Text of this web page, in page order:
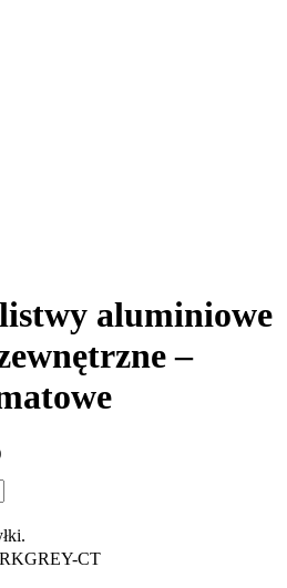
aluminiowe
–
CT